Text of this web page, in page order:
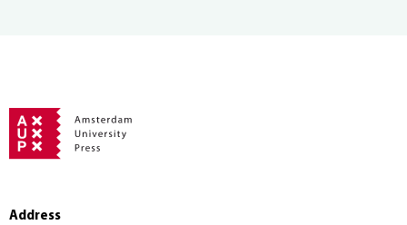
Address